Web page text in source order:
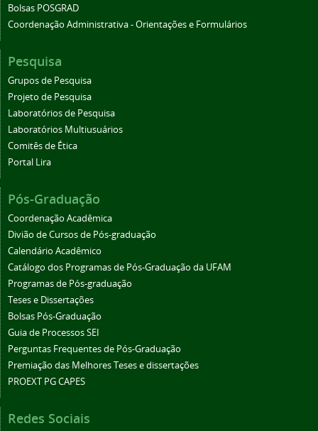
Bolsas POSGRAD
Coordenação Administrativa - Orientações e Formulários
Pesquisa
Grupos de Pesquisa
Projeto de Pesquisa
Laboratórios de Pesquisa
Laboratórios Multiusuários
Comitês de Ética
Portal Lira
Pós-Graduação
Coordenação Acadêmica
Divião de Cursos de Pós-graduação
Calendário Acadêmico
Catálogo dos Programas de Pós-Graduação da UFAM
Programas de Pós-graduação
Teses e Dissertações
Bolsas Pós-Graduação
Guia de Processos SEI
Perguntas Frequentes de Pós-Graduação
Premiação das Melhores Teses e dissertações
PROEXT PG CAPES
Redes Sociais